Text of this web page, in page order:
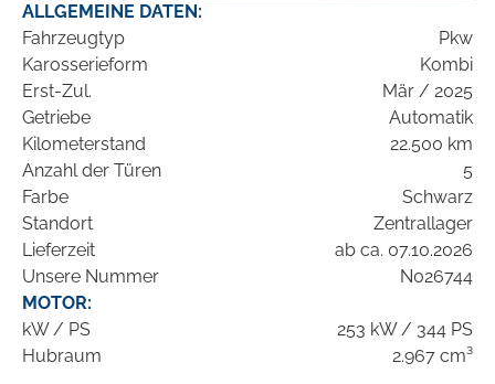
ALLGEMEINE DATEN:
Fahrzeugtyp
Pkw
Karosserieform
Kombi
Erst-Zul.
Mär / 2025
Getriebe
Automatik
Kilometerstand
22.500 km
Anzahl der Türen
5
Farbe
Schwarz
Standort
Zentrallager
Lieferzeit
ab ca. 07.10.2026
Unsere Nummer
N026744
MOTOR:
kW / PS
253 kW / 344 PS
Hubraum
2.967 cm³